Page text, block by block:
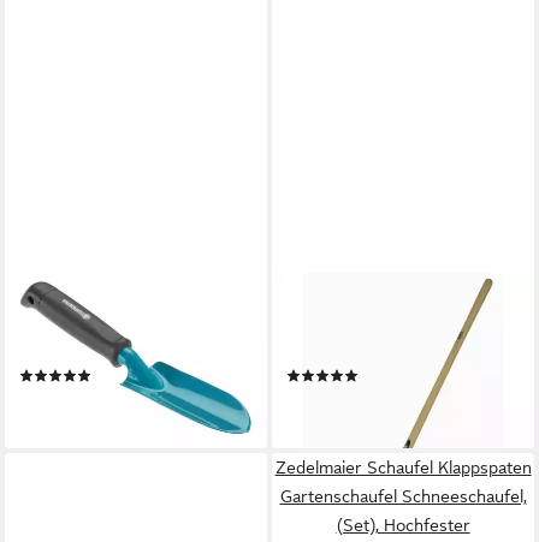
GARDENA
Pflanzkelle Gardena
Pflanzkelle 6 cm Arbeitsbreite
lieferbar - in 3-4 Werktagen bei dir
Schaufel Primaster Holsteiner
Schaufel 25 cm silber mit
lieferbar - in 4-5 Werktagen bei dir
Zedelmaier Schaufel Klappspaten
Gartenschaufel Schneeschaufel,
(Set), Hochfester